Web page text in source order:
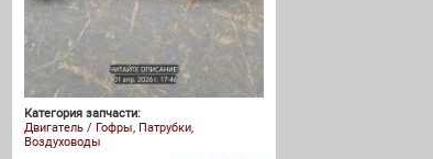
Категория запчасти:
Двигатель / Гофры, Патрубки,
Воздуховоды